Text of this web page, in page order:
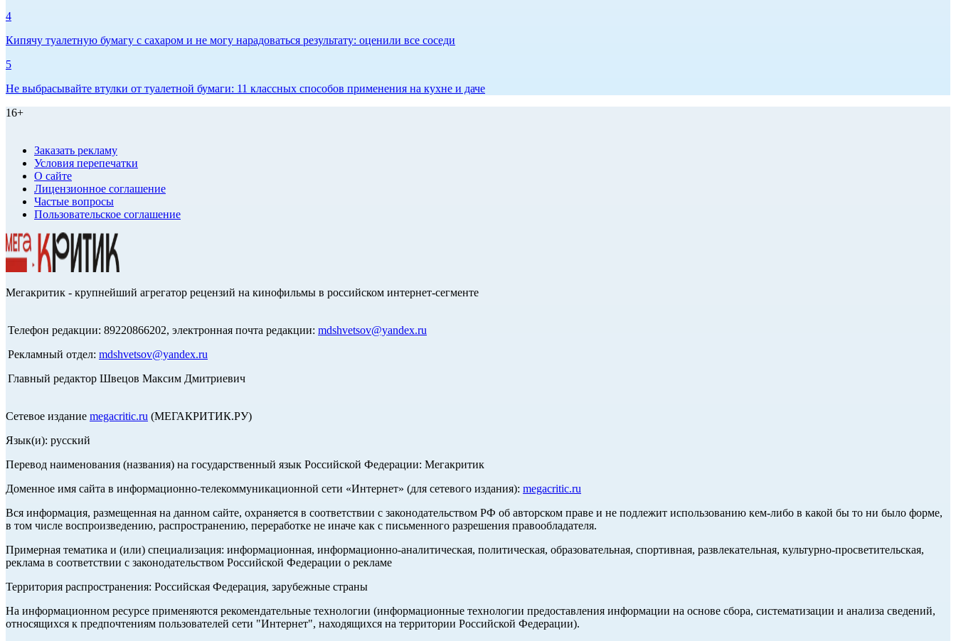
4
Кипячу туалетную бумагу с сахаром и не могу нарадоваться результату: оценили все соседи
5
Не выбрасывайте втулки от туалетной бумаги: 11 классных способов применения на кухне и даче
16+
Заказать рекламу
Условия перепечатки
О сайте
Лицензионное соглашение
Частые вопросы
Пользовательское соглашение
Мегакритик - крупнейший агрегатор рецензий на кинофильмы в российском интернет-сегменте
Телефон редакции: 89220866202, электронная почта редакции: mdshvetsov@yandex.ru
Рекламный отдел: mdshvetsov@yandex.ru
Главный редактор Швецов Максим Дмитриевич
Сетевое издание megacritic.ru (МЕГАКРИТИК.РУ)
Язык(и): русский
Перевод наименования (названия) на государственный язык Российской Федерации: Мегакритик
Доменное имя сайта в информационно-телекоммуникационной сети «Интернет» (для сетевого издания): megacritic.ru
Вся информация, размещенная на данном сайте, охраняется в соответствии с законодательством РФ об авторском праве и не подлежит использованию кем-либо в какой бы то ни было форме,
в том числе воспроизведению, распространению, переработке не иначе как с письменного разрешения правообладателя.
Примерная тематика и (или) специализация: информационная, информационно-аналитическая, политическая, образовательная, спортивная, развлекательная, культурно-просветительская,
реклама в соответствии с законодательством Российской Федерации о рекламе
Территория распространения: Российская Федерация, зарубежные страны
На информационном ресурсе применяются рекомендательные технологии (информационные технологии предоставления информации на основе сбора, систематизации и анализа сведений,
относящихся к предпочтениям пользователей сети "Интернет", находящихся на территории Российской Федерации).